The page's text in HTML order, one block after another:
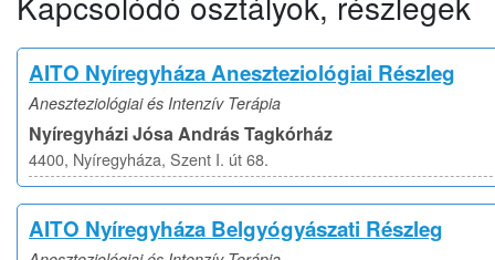
AITO Nyíregyháza Aneszteziológiai Részleg
Aneszteziológiai és Intenzív Terápia
Nyíregyházi Jósa András Tagkórház
4400, Nyíregyháza, Szent I. út 68.
AITO Nyíregyháza Belgyógyászati Részleg